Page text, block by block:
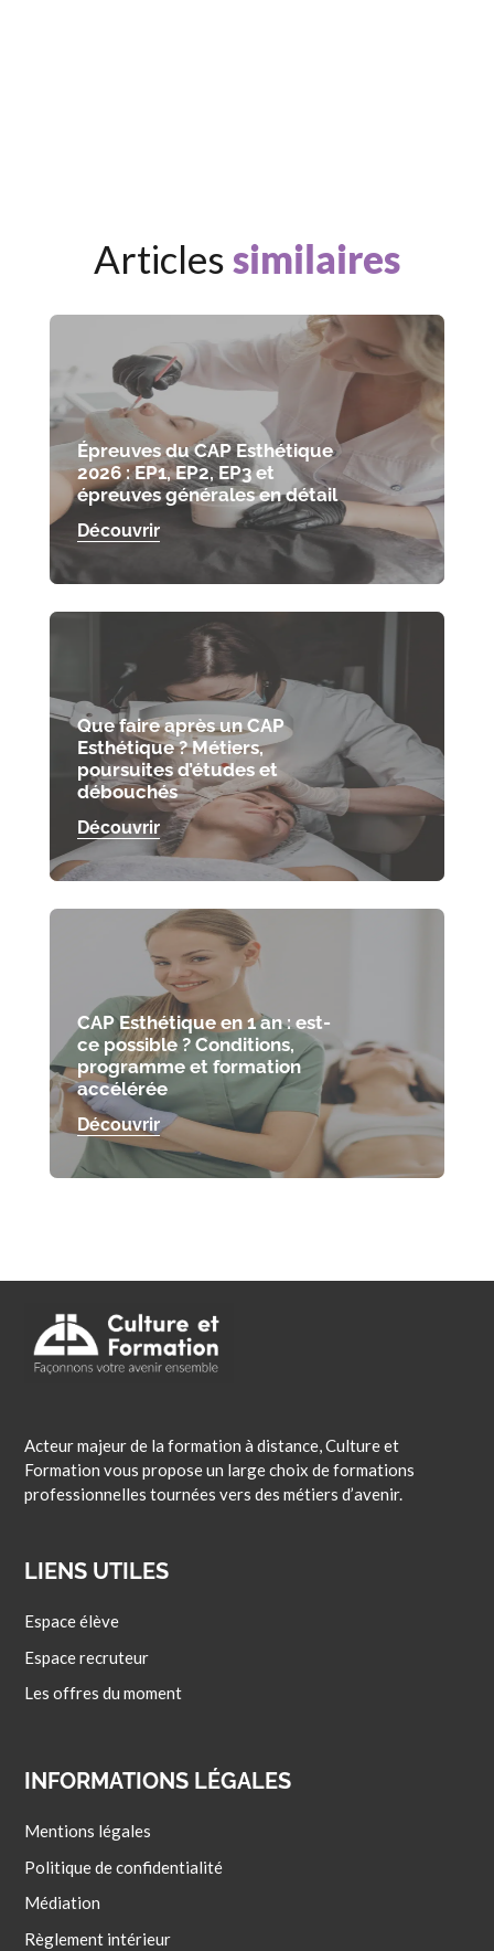
Articlessimilaires
Épreuves du CAP Esthétique
2026 : EP1, EP2, EP3 et
épreuves générales en détail
Découvrir
Que faire après un CAP
Esthétique ? Métiers,
poursuites d’études et
débouchés
Découvrir
CAP Esthétique en 1 an : est-
ce possible ? Conditions,
programme et formation
accélérée
Découvrir
Acteur majeur de la formation à distance, Culture et
Formation vous propose un large choix de formations
professionnelles tournées vers des métiers d’avenir.
LIENS UTILES
Espace élève
Espace recruteur
Les offres du moment
INFORMATIONS LÉGALES
Mentions légales
Politique de confidentialité
Médiation
Règlement intérieur